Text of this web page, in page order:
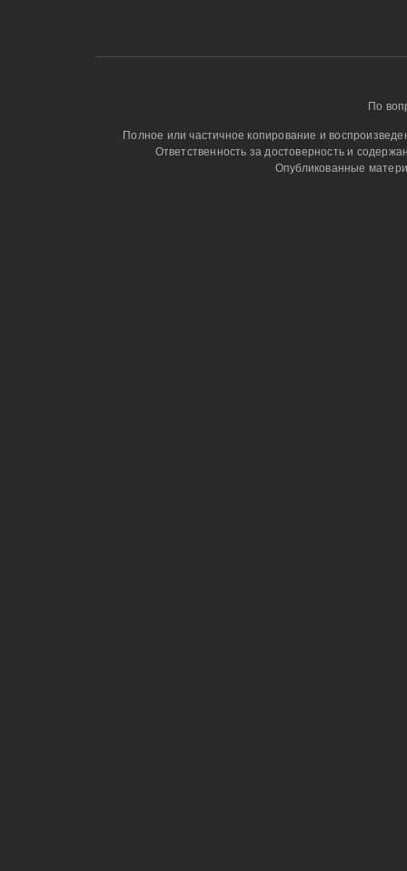
По
Полное или частичное копирование и
Ответственность за достоверность и
Опубликованные